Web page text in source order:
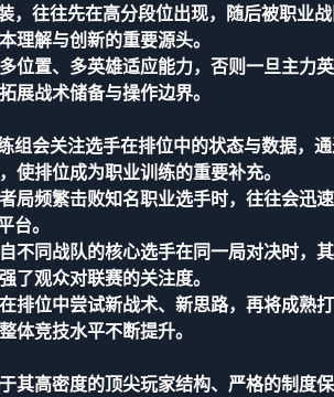
，往往先在高分段位出现，随后被职业
理解与创新的重要源头。
位置、多英雄适应能力，否则一旦主力
展战术储备与操作边界。
组会关注选手在排位中的状态与数据，
排位成为职业训练的重要补充。
局频繁击败知名职业选手时，往往会迅
台。
不同战队的核心选手在同一局对决时，
了观众对联赛的关注度。
排位中尝试新战术、新思路，再将成熟
体竞技水平不断提升。
其高密度的顶尖玩家结构、严格的制度